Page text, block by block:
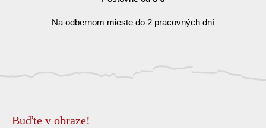
Na odbernom mieste do 2 pracovných dní
Buďte v obraze!